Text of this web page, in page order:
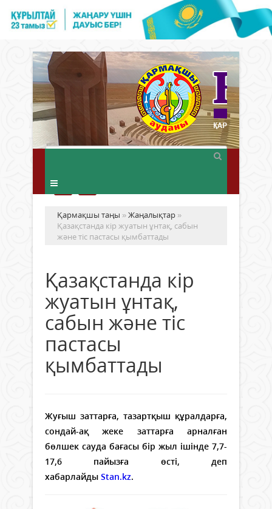
Қармақшы таңы »Жаңалықтар »
Қазақстанда кір жуатын ұнтақ, сабын
және тіс пастасы қымбаттады
Қазақстанда кір
жуатын ұнтақ,
сабын және тіс
пастасы
қымбаттады
Жуғыш заттарға, тазартқыш құралдарға,
сондай-ақ жеке заттарға арналған
бөлшек сауда бағасы бір жыл ішінде 7,7-
17,6 пайызға өсті, деп
хабарлайды Stan.kz.